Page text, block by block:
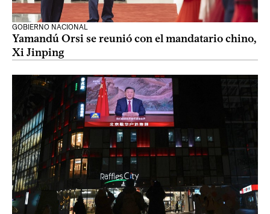
GOBIERNO NACIONAL
Yamandú Orsi se reunió con el mandatario chino,
Xi Jinping